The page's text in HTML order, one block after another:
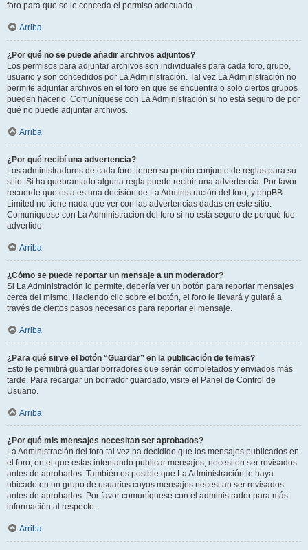
foro para que se le conceda el permiso adecuado.
Arriba
¿Por qué no se puede añadir archivos adjuntos?
Los permisos para adjuntar archivos son individuales para cada foro, grupo,
usuario y son concedidos por La Administración. Tal vez La Administración no
permite adjuntar archivos en el foro en que se encuentra o solo ciertos grupos
pueden hacerlo. Comuníquese con La Administración si no está seguro de por
qué no puede adjuntar archivos.
Arriba
¿Por qué recibí una advertencia?
Los administradores de cada foro tienen su propio conjunto de reglas para su
sitio. Si ha quebrantado alguna regla puede recibir una advertencia. Por favor
recuerde que esta es una decisión de La Administración del foro, y phpBB
Limited no tiene nada que ver con las advertencias dadas en este sitio.
Comuníquese con La Administración del foro si no está seguro de porqué fue
advertido.
Arriba
¿Cómo se puede reportar un mensaje a un moderador?
Si La Administración lo permite, debería ver un botón para reportar mensajes
cerca del mismo. Haciendo clic sobre el botón, el foro le llevará y guiará a
través de ciertos pasos necesarios para reportar el mensaje.
Arriba
¿Para qué sirve el botón “Guardar” en la publicación de temas?
Esto le permitirá guardar borradores que serán completados y enviados más
tarde. Para recargar un borrador guardado, visite el Panel de Control de
Usuario.
Arriba
¿Por qué mis mensajes necesitan ser aprobados?
La Administración del foro tal vez ha decidido que los mensajes publicados en
el foro, en el que estas intentando publicar mensajes, necesiten ser revisados
antes de aprobarlos. También es posible que La Administración le haya
ubicado en un grupo de usuarios cuyos mensajes necesitan ser revisados
antes de aprobarlos. Por favor comuníquese con el administrador para más
información al respecto.
Arriba